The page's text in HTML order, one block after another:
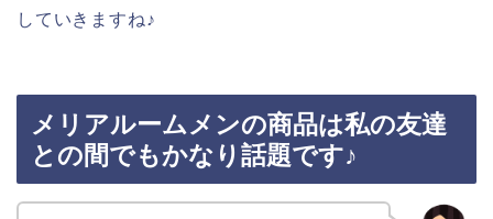
していきますね♪
メリアルームメンの商品は私の友達
との間でもかなり話題です♪